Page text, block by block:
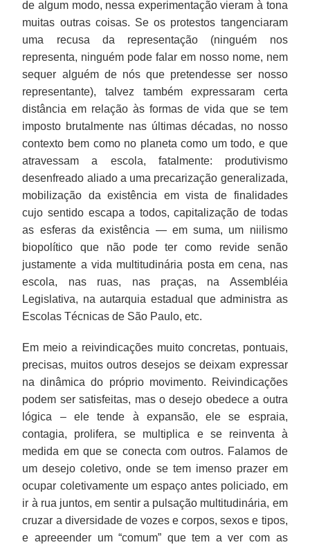
de algum modo, nessa experimentação vieram à tona
muitas outras coisas. Se os protestos tangenciaram
uma recusa da representação (ninguém nos
representa, ninguém pode falar em nosso nome, nem
sequer alguém de nós que pretendesse ser nosso
representante), talvez também expressaram certa
distância em relação às formas de vida que se tem
imposto brutalmente nas últimas décadas, no nosso
contexto bem como no planeta como um todo, e que
atravessam a escola, fatalmente: produtivismo
desenfreado aliado a uma precarização generalizada,
mobilização da existência em vista de finalidades
cujo sentido escapa a todos, capitalização de todas
as esferas da existência — em suma, um niilismo
biopolítico que não pode ter como revide senão
justamente a vida multitudinária posta em cena, nas
escola, nas ruas, nas praças, na Assembléia
Legislativa, na autarquia estadual que administra as
Escolas Técnicas de São Paulo, etc.
Em meio a reivindicações muito concretas, pontuais,
precisas, muitos outros desejos se deixam expressar
na dinâmica do próprio movimento. Reivindicações
podem ser satisfeitas, mas o desejo obedece a outra
lógica – ele tende à expansão, ele se espraia,
contagia, prolifera, se multiplica e se reinventa à
medida em que se conecta com outros. Falamos de
um desejo coletivo, onde se tem imenso prazer em
ocupar coletivamente um espaço antes policiado, em
ir à rua juntos, em sentir a pulsação multitudinária, em
cruzar a diversidade de vozes e corpos, sexos e tipos,
e apreeender um “comum” que tem a ver com as